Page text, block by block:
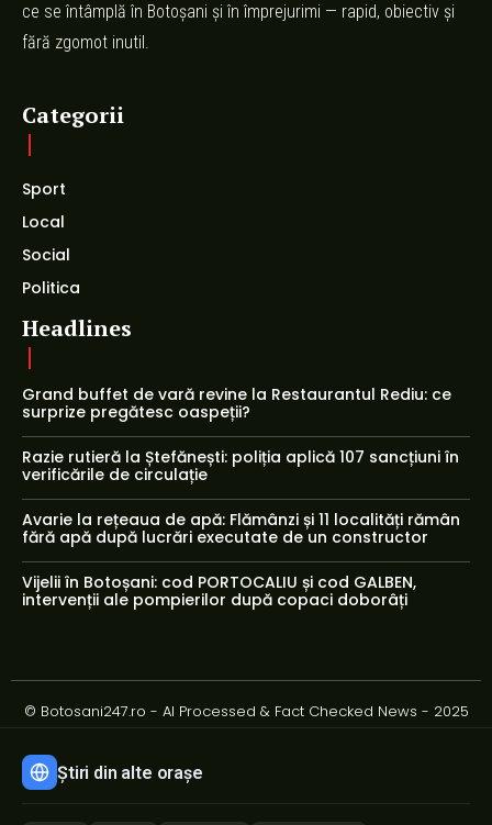
ce se întâmplă în Botoșani și în împrejurimi — rapid, obiectiv și
fără zgomot inutil.
Categorii
Sport
Local
Social
Politica
Headlines
Grand buffet de vară revine la Restaurantul Rediu: ce
surprize pregătesc oaspeții?
Razie rutieră la Ștefănești: poliția aplică 107 sancțiuni în
verificările de circulație
Avarie la rețeaua de apă: Flămânzi și 11 localități rămân
fără apă după lucrări executate de un constructor
Vijelii în Botoșani: cod PORTOCALIU și cod GALBEN,
intervenții ale pompierilor după copaci doborâți
© Botosani247.ro - AI Processed & Fact Checked News - 2025
Știri din alte orașe